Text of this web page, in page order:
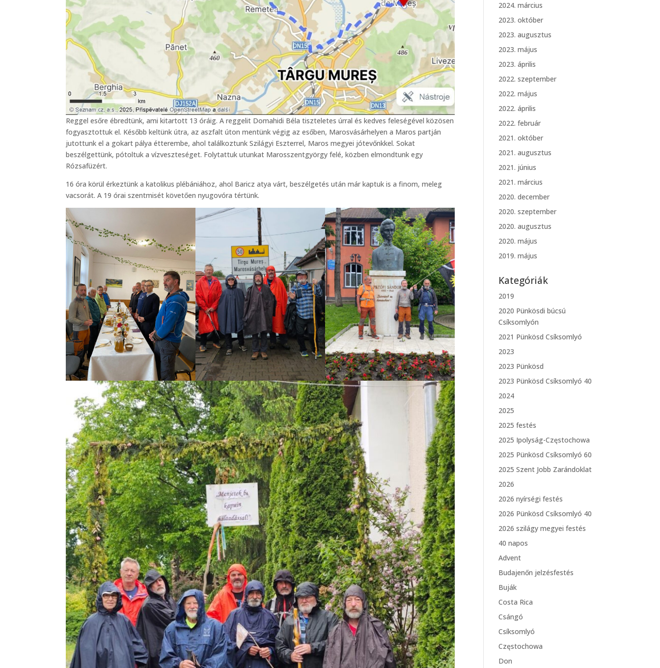
Reggel esőre ébredtünk, ami kitartott 13 óráig. A reggelit Domahidi Béla tiszteletes úrral és kedves feleségével közösen
fogyasztottuk el. Később keltünk útra, az aszfalt úton mentünk végig az esőben, Marosvásárhelyen a Maros partján
jutottunk el a gokart pálya étterembe, ahol találkoztunk Szilágyi Eszterrel, Maros megyei jótevőnkkel. Sokat
beszélgettünk, pótoltuk a vízveszteséget. Folytattuk utunkat Marosszentgyörgy felé, közben elmondtunk egy
Rózsafüzért.
16 óra körül érkeztünk a katolikus plébániához, ahol Baricz atya várt, beszélgetés után már kaptuk is a finom, meleg
vacsorát. A 19 órai szentmisét követően nyugovóra tértünk.
2024. március
2023. október
2023. augusztus
2023. május
2023. április
2022. szeptember
2022. május
2022. április
2022. február
2021. október
2021. augusztus
2021. június
2021. március
2020. december
2020. szeptember
2020. augusztus
2020. május
2019. május
Kategóriák
2019
2020 Pünkösdi búcsú
Csíksomlyón
2021 Pünkösd Csíksomlyó
2023
2023 Pünkösd
2023 Pünkösd Csíksomlyó 40
2024
2025
2025 festés
2025 Ipolyság-Częstochowa
2025 Pünkösd Csíksomlyó 60
2025 Szent Jobb Zarándoklat
2026
2026 nyírségi festés
2026 Pünkösd Csíksomlyó 40
2026 szilágy megyei festés
40 napos
Advent
Budajenőn jelzésfestés
Buják
Costa Rica
Csángó
Csíksomlyó
Częstochowa
Don